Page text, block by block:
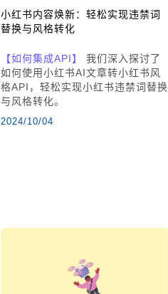
小红书内容焕新：轻松实现违禁词
替换与风格转化
【如何集成API】
我们深入探讨了
如何使用小红书AI文章转小红书风
格API，轻松实现小红书违禁词替换
与风格转化。
2024/10/04